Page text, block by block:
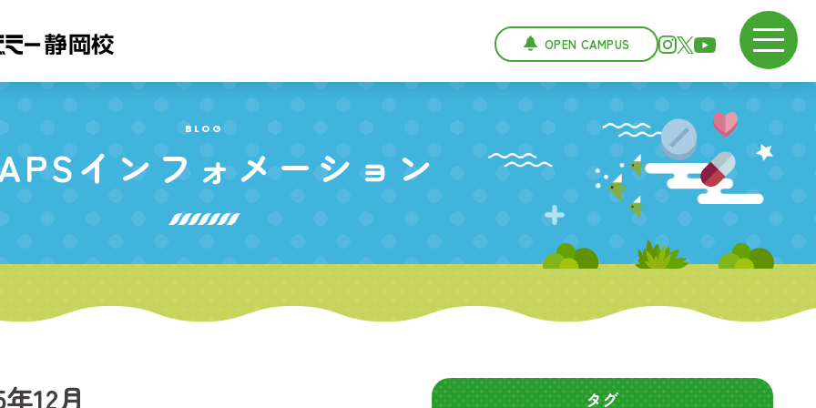
OPEN CAMPUS
BLOG
インフォメーション
12月 タグ